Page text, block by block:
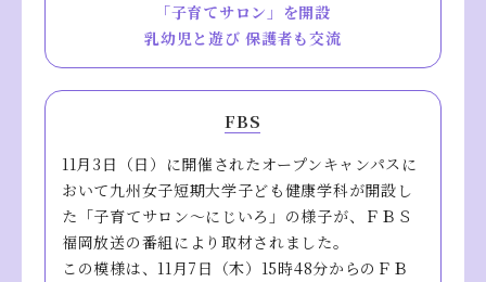
「子育てサロン」を開設
乳幼児と遊び 保護者も交流
FBS
11月3日（日）に開催されたオープンキャンパスに
おいて九州女子短期大学子ども健康学科が開設し
た「子育てサロン～にじいろ」の様子が、ＦＢＳ
福岡放送の番組により取材されました。
この模様は、11月7日（木）15時48分からのＦＢ